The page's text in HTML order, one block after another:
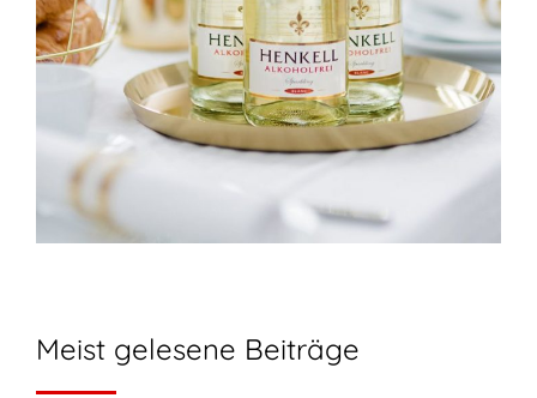
Meist gelesene Beiträge